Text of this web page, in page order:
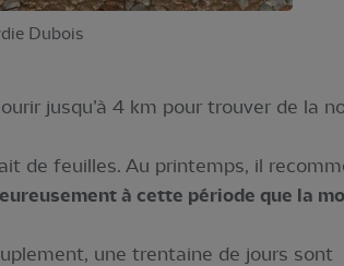
Dubois
jusqu’à 4 km pour trouver de la
de feuilles. Au printemps, il
à cette période que la
une trentaine de jours sont